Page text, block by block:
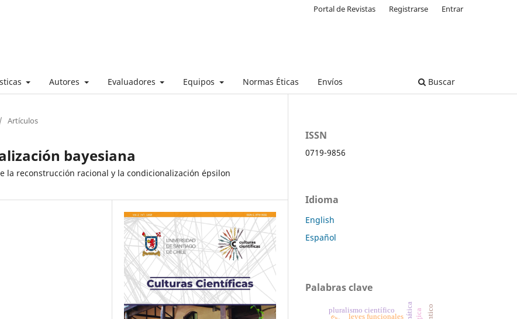
Autores Evaluadores Equipos Normas Éticas Envíos Buscar
Portal de Revistas Registrarse Entrar
/ Artículos
bayesiana
la reconstrucción racional y la condicionalización épsilon
ISSN
0719-9856
Idioma
English
Español
Palabras clave
leyes funcionales
pluralismo científico